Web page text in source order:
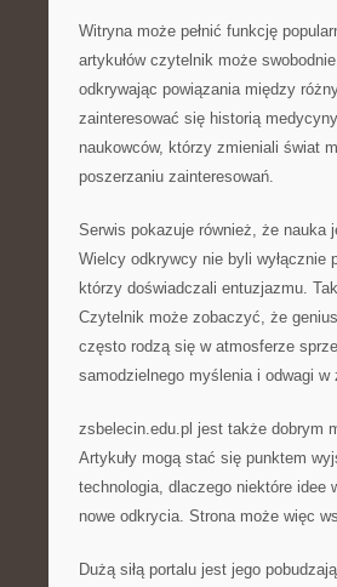
Witryna może pełnić funkcję
artykułów czytelnik może
odkrywając powiązania między
zainteresować się historią
naukowców, którzy zmieniali świat
poszerzaniu zainteresowań.
Serwis pokazuje również, że nauka
Wielcy odkrywcy nie byli
którzy doświadczali entuzjazmu.
Czytelnik może zobaczyć, że
często rodzą się w atmosferze
samodzielnego myślenia i odwagi w
zsbelecin.edu.pl jest także dobrym
Artykuły mogą stać się punktem
technologia, dlaczego niektóre idee
nowe odkrycia. Strona może więc
Dużą siłą portalu jest jego